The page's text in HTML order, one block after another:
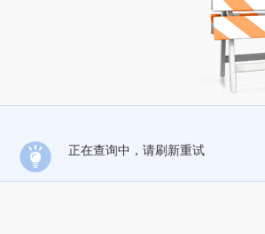
正在查询中，请刷新重试